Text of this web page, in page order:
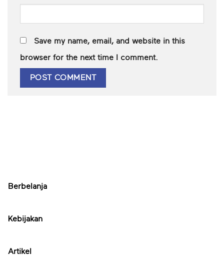
Save my name, email, and website in this
browser for the next time I comment.
Berbelanja
Kebijakan
Artikel